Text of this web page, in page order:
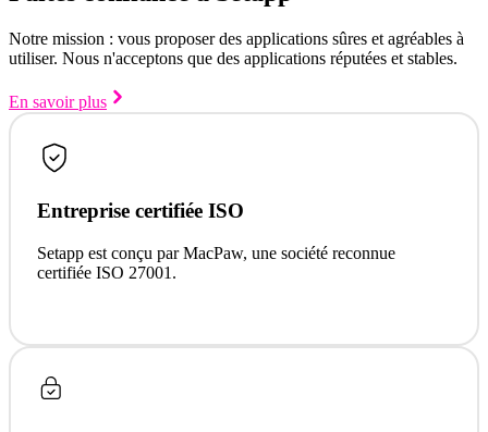
Notre mission : vous proposer des applications sûres et agréables à
utiliser. Nous n'acceptons que des applications réputées et stables.
En savoir plus
Entreprise certifiée ISO
Setapp est conçu par MacPaw, une société reconnue
certifiée ISO 27001.